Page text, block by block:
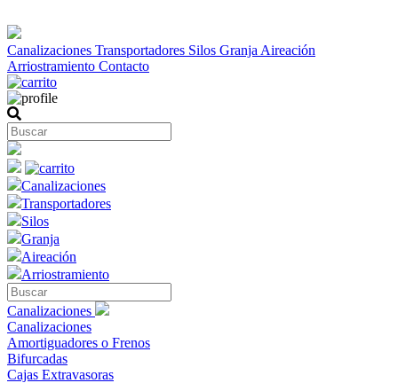
Canalizaciones Transportadores Silos Granja Aireación
Arriostramiento Contacto
Canalizaciones
Transportadores
Silos
Granja
Aireación
Arriostramiento
Canalizaciones
Canalizaciones
Amortiguadores o Frenos
Bifurcadas
Cajas Extravasoras